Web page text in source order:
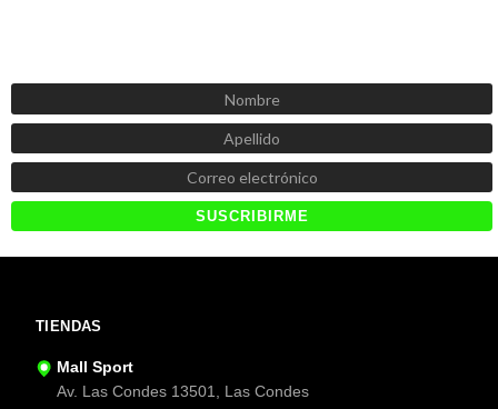
TIENDAS
Mall Sport
Av. Las Condes 13501, Las Condes